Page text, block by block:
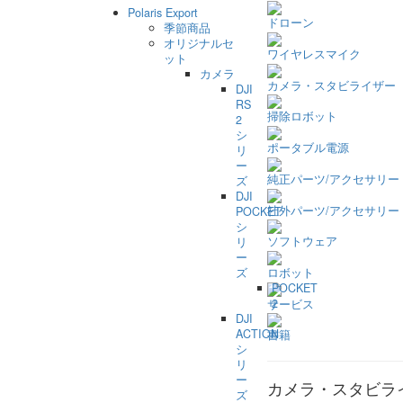
ドローン
ワイヤレスマイク
カメラ・スタビライザー
掃除ロボット
ポータブル電源
純正パーツ/アクセサリー
社外パーツ/アクセサリー
ソフトウェア
ロボット
サービス
書籍
カメラ・スタビラ
Polaris Export
季節商品
オリジナルセ
ット
カメラ
DJI
RS
2
シ
リ
ー
ズ
DJI
POCKET
シ
リ
ー
ズ
POCKET
2
DJI
ACTION
シ
リ
ー
ズ